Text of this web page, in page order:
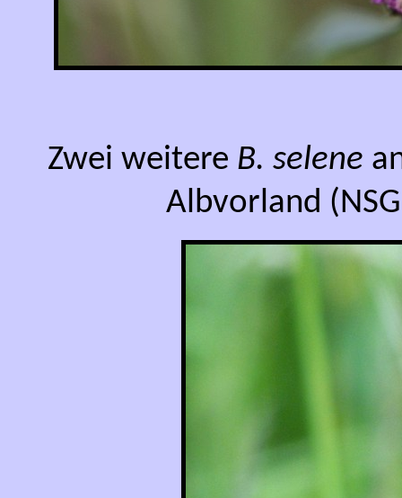
Zwei weitere B. selene
Albvorland